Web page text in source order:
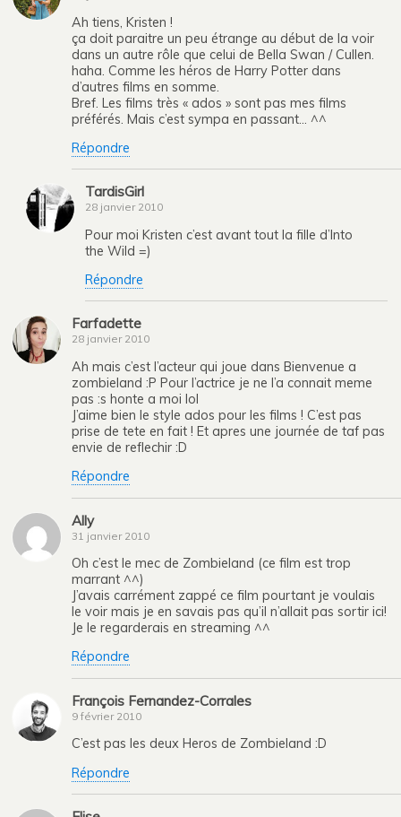
Ah tiens, Kristen !
ça doit paraitre un peu étrange au début de la voir
dans un autre rôle que celui de Bella Swan / Cullen.
haha. Comme les héros de Harry Potter dans
d’autres films en somme.
Bref. Les films très « ados » sont pas mes films
préférés. Mais c’est sympa en passant… ^^
Répondre
TardisGirl
28 janvier 2010
Pour moi Kristen c’est avant tout la fille d’Into
the Wild =)
Répondre
Farfadette
28 janvier 2010
Ah mais c’est l’acteur qui joue dans Bienvenue a
zombieland :P Pour l’actrice je ne l’a connait meme
pas :s honte a moi lol
J’aime bien le style ados pour les films ! C’est pas
prise de tete en fait ! Et apres une journée de taf pas
envie de reflechir :D
Répondre
Ally
31 janvier 2010
Oh c’est le mec de Zombieland (ce film est trop
marrant ^^)
J’avais carrément zappé ce film pourtant je voulais
le voir mais je en savais pas qu’il n’allait pas sortir ici!
Je le regarderais en streaming ^^
Répondre
François Fernandez-Corrales
9 février 2010
C’est pas les deux Heros de Zombieland :D
Répondre